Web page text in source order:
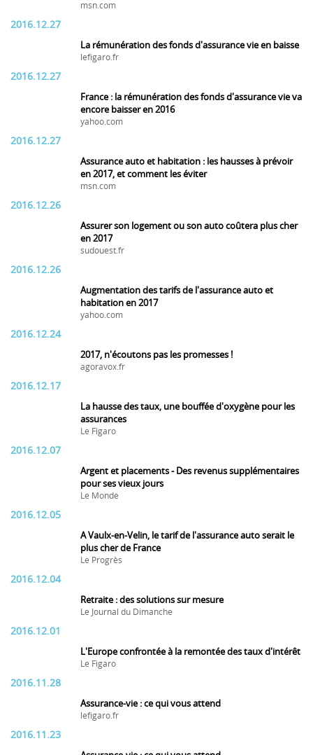
msn.com
2016.12.27
La rémunération des fonds d'assurance vie en baisse
lefigaro.fr
2016.12.27
France : la rémunération des fonds d'assurance vie va
encore baisser en 2016
yahoo.com
2016.12.27
Assurance auto et habitation : les hausses à prévoir
en 2017, et comment les éviter
msn.com
2016.12.26
Assurer son logement ou son auto coûtera plus cher
en 2017
sudouest.fr
2016.12.26
Augmentation des tarifs de l'assurance auto et
habitation en 2017
yahoo.com
2016.12.24
2017, n'écoutons pas les promesses !
agoravox.fr
2016.12.17
La hausse des taux, une bouffée d'oxygène pour les
assurances
Le Figaro
2016.12.07
Argent et placements - Des revenus supplémentaires
pour ses vieux jours
Le Monde
2016.12.05
A Vaulx-en-Velin, le tarif de l'assurance auto serait le
plus cher de France
Le Progrès
2016.12.04
Retraite : des solutions sur mesure
Le Journal du Dimanche
2016.12.01
L'Europe confrontée à la remontée des taux d'intérêt
Le Figaro
2016.11.28
Assurance-vie : ce qui vous attend
lefigaro.fr
2016.11.23